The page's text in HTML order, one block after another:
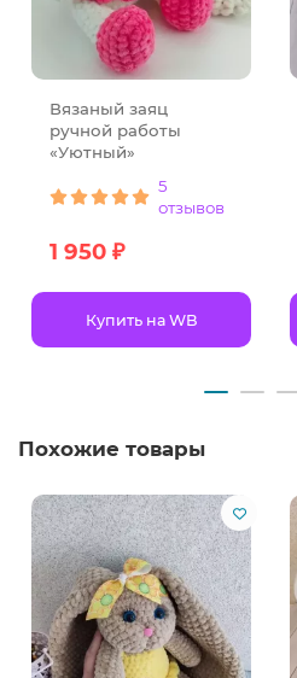
Вязаный заяц
ручной работы
«Уютный»
5
отзывов
1 950 ₽
Купить на WB
Похожие товары